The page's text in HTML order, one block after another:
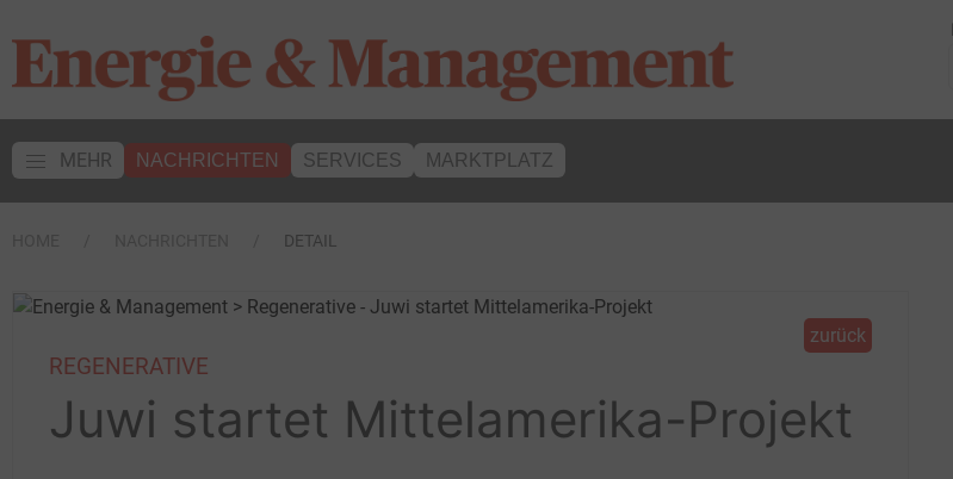
MEHR NACHRICHTEN SERVICES MARKTPLATZ
DETAIL
zurück
REGENERATIVE
Juwi startet Mittelamerika-Projekt